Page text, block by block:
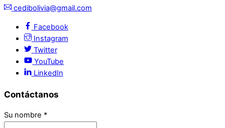
cedibolivia@gmail.com
Facebook
Instagram
Twitter
YouTube
LinkedIn
Contáctanos
Su nombre *